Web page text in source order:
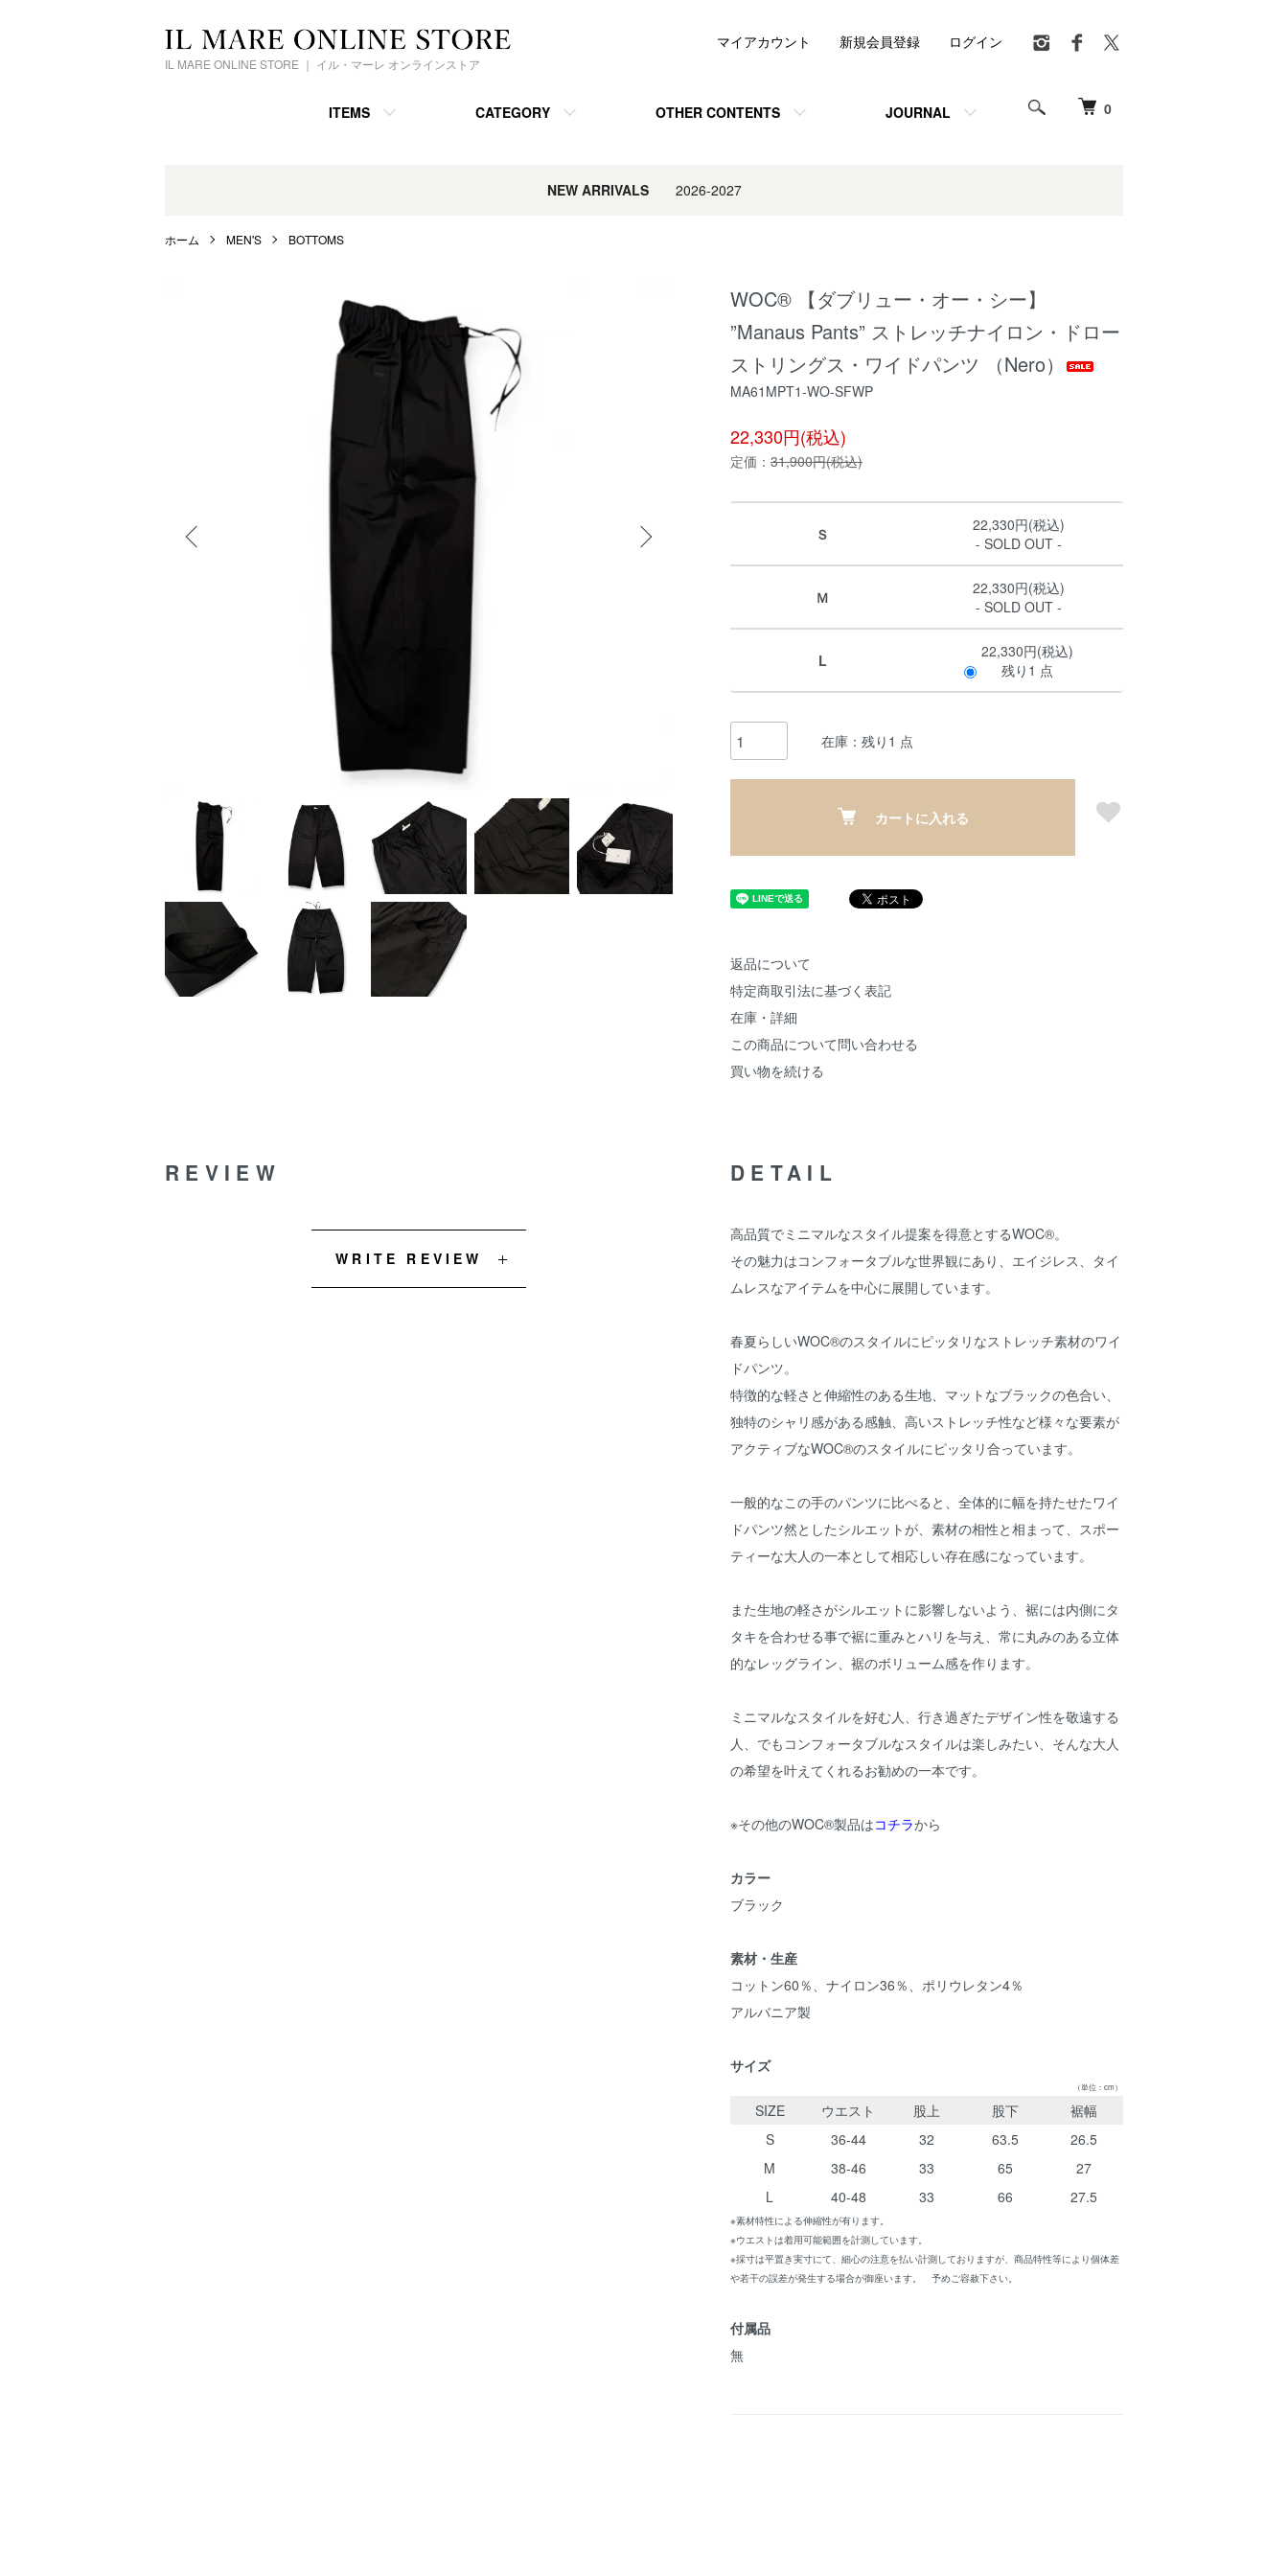
IL MARE ONLINE STORE ｜ イル・マーレ オンラインストア
0
ITEMS CATEGORY OTHER CONTENTS JOURNAL
マイアカウント 新規会員登録 ログイン
NEW ARRIVALS2026-2027
ホーム MEN'S BOTTOMS
WOC® 【ダブリュー・オー・シー】
”Manaus Pants” ストレッチナイロン・ドロー
ストリングス・ワイドパンツ （Nero）
MA61MPT1-WO-SFWP
22,330円(税込)
定価： 31,900円(税込)
Ｓ
22,330円(税込)
- SOLD OUT -
Ｍ
22,330円(税込)
- SOLD OUT -
L
22,330円(税込)
残り1 点
在庫：残り1 点
カートに入れる
返品について
特定商取引法に基づく表記
在庫・詳細
この商品について問い合わせる
買い物を続ける
DETAIL
高品質でミニマルなスタイル提案を得意とするWOC®。
その魅力はコンフォータブルな世界観にあり、エイジレス、タイ
ムレスなアイテムを中心に展開しています。
春夏らしいWOC®のスタイルにピッタリなストレッチ素材のワイ
ドパンツ。
特徴的な軽さと伸縮性のある生地、マットなブラックの色合い、
独特のシャリ感がある感触、高いストレッチ性など様々な要素が
アクティブなWOC®のスタイルにピッタリ合っています。
一般的なこの手のパンツに比べると、全体的に幅を持たせたワイ
ドパンツ然としたシルエットが、素材の相性と相まって、スポー
ティーな大人の一本として相応しい存在感になっています。
また生地の軽さがシルエットに影響しないよう、裾には内側にタ
タキを合わせる事で裾に重みとハリを与え、常に丸みのある立体
的なレッグライン、裾のボリューム感を作ります。
ミニマルなスタイルを好む人、行き過ぎたデザイン性を敬遠する
人、でもコンフォータブルなスタイルは楽しみたい、そんな大人
の希望を叶えてくれるお勧めの一本です。
※その他のWOC®製品はコチラから
カラー
ブラック
素材・生産
コットン60％、ナイロン36％、ポリウレタン4％
アルバニア製
サイズ
（単位：cm）
SIZE ウエスト 股上 股下
裾幅
S
36-44 32 63.5
26.5
M
38-46 33 65
27
L
40-48 33 66 27.5
※素材特性による伸縮性が有ります。
※ウエストは着用可能範囲を計測しています。
※採寸は平置き実寸にて、細心の注意を払い計測しておりますが、商品特性等により個体差
や若干の誤差が発生する場合が御座います。 予めご容赦下さい。
付属品
無
REVIEW
WRITE REVIEW